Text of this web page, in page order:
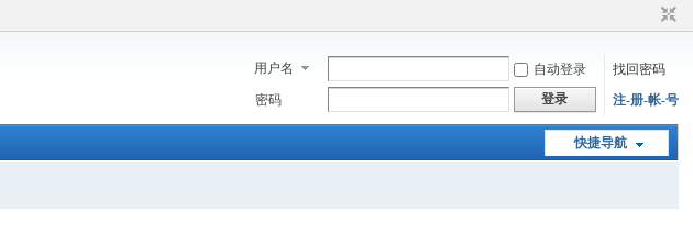
用户名 自动登录
找回密码
密码
登录 注-册-帐-号
快捷导航